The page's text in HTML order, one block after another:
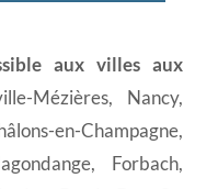
aux villes aux
Mézières, Nancy,
en-Champagne,
Forbach,